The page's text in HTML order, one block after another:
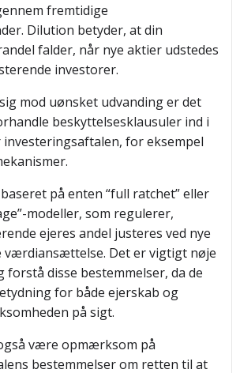
fremtidige
Dilution betyder, at din
falder, når nye aktier udstedes
investorer.
mod uønsket udvanding er det
beskyttelsesklausuler ind i
for eksempel
på enten “full ratchet” eller
modeller, som regulerer,
ejeres andel justeres ved nye
værdiansættelse. Det er vigtigt nøje
forstå disse bestemmelser, da de
for både ejerskab og
på sigt.
være opmærksom på
bestemmelser om retten til at